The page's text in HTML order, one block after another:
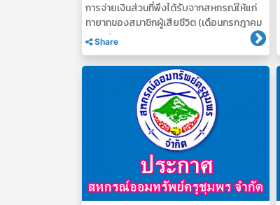
การจ่ายเงินส่วนที่พึงได้รับจากสหกรณ์ให้แก่
ทายาทของสมาชิกผู้เสียชีวิต (เดือนกรกฎาคม
2569)
Share